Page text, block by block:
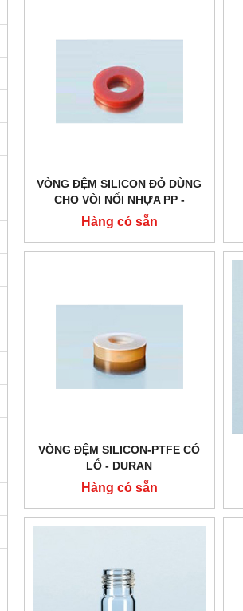
VÒNG ĐỆM SILICON ĐỎ DÙNG
CHO VÒI NỐI NHỰA PP -
DURAN
Hàng có sẵn
VÒNG ĐỆM SILICON-PTFE CÓ
LỖ - DURAN
Hàng có sẵn